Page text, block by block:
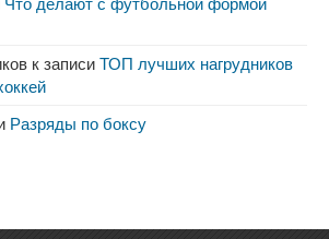
Что делают с футбольной формой
к записи ТОП лучших нагрудников
Разряды по боксу